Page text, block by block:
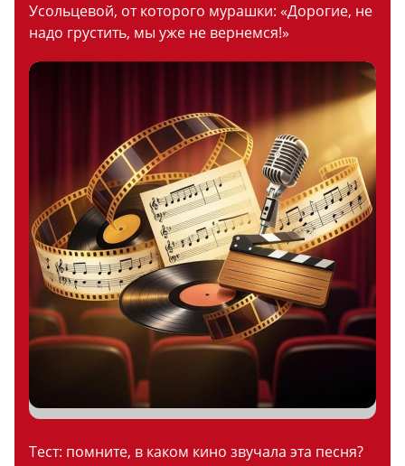
Усольцевой, от которого мурашки: «Дорогие, не
надо грустить, мы уже не вернемся!»
Тест: помните, в каком кино звучала эта песня?